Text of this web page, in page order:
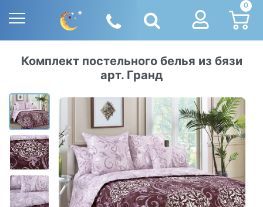
0
Комплект постельного белья из бязи
арт. Гранд